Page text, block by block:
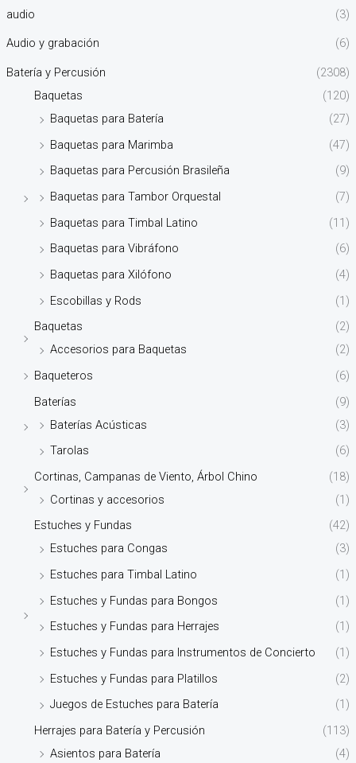
audio (3)
Audio y grabación (6)
Batería y Percusión
(2308)
Baquetas
(120)
Baquetas para Batería
(27)
Baquetas para Marimba
(47)
Baquetas para Percusión Brasileña
(9)
Baquetas para Tambor Orquestal
(7)
Baquetas para Timbal Latino
(11)
Baquetas para Vibráfono
(6)
Baquetas para Xilófono
(4)
Escobillas y Rods
(1)
Baquetas
(2)
Accesorios para Baquetas
(2)
Baqueteros
(6)
Baterías
(9)
Baterías Acústicas
(3)
Tarolas
(6)
Cortinas, Campanas de Viento, Árbol Chino
(18)
Cortinas y accesorios
(1)
Estuches y Fundas
(42)
Estuches para Congas
(3)
Estuches para Timbal Latino
(1)
Estuches y Fundas para Bongos
(1)
Estuches y Fundas para Herrajes
(1)
Estuches y Fundas para Instrumentos de Concierto
(1)
Estuches y Fundas para Platillos
(2)
Juegos de Estuches para Batería
(1)
Herrajes para Batería y Percusión
(113)
Asientos para Batería
(4)